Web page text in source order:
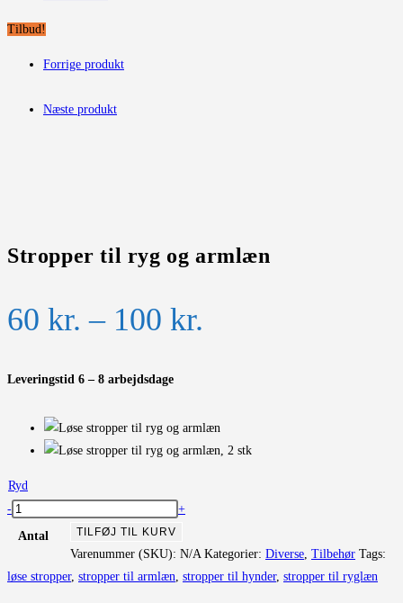
Tilbud!
Forrige produkt
Næste produkt
Stropper til ryg og armlæn
60 kr. – 100 kr.
100 kr.
Leveringstid 6 – 8 arbejdsdage
Ryd
Stropper
og
-
+
Antal
TILFØJ TIL KURV
Varenummer (SKU): N/A Kategorier: Diverse Tilbehør Tags:
løse stropper, stropper til armlæn stropper til hynder, stropper til ryglæn